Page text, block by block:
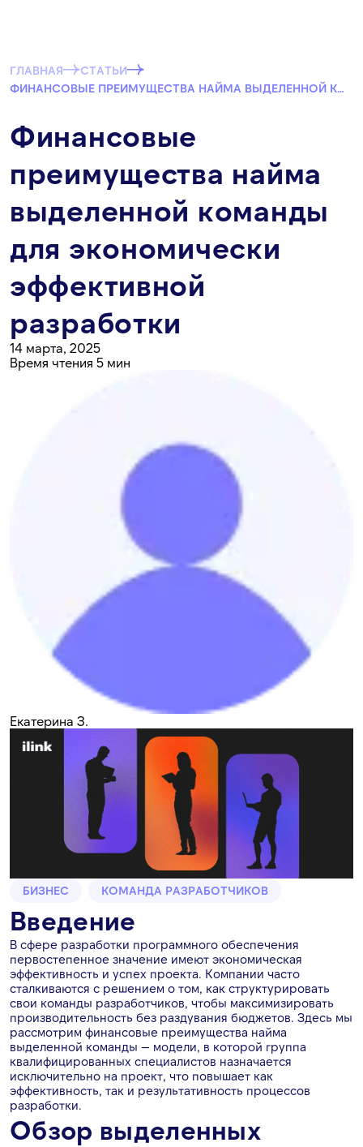
ГЛАВНАЯ
СТАТЬИ
ФИНАНСОВЫЕ ПРЕИМУЩЕСТВА НАЙМА ВЫДЕЛЕННОЙ КОМАНДЫ ДЛЯ ЭКОНОМИЧЕСКИ ЭФФЕКТИВНОЙ РАЗРАБОТКИ
Финансовые
преимущества найма
выделенной команды
для экономически
эффективной
разработки
14 марта, 2025
Время чтения 5 мин
Екатерина З.
БИЗНЕС КОМАНДА РАЗРАБОТЧИКОВ
Введение
В сфере разработки программного обеспечения
первостепенное значение имеют экономическая
эффективность и успех проекта. Компании часто
сталкиваются с решением о том, как структурировать
свои команды разработчиков, чтобы максимизировать
производительность без раздувания бюджетов. Здесь мы
рассмотрим финансовые преимущества найма
выделенной команды — модели, в которой группа
квалифицированных специалистов назначается
исключительно на проект, что повышает как
эффективность, так и результативность процессов
разработки.
Обзор выделенных